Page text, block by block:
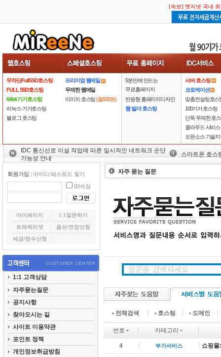
[속보] 엣지넷 국내
무차단FullSSD호스팅
FULL SSD호스팅
64bit 기가호스팅
리눅스 기가호스팅
블로그 호스팅
프리미엄 웹메일
무제한 웹메일
이미지 호스팅(월500원)
5분만에 만드는
무료홈페이지
반응형 홈페이지디자인
웹 빌더 호스팅
서버 호스팅
코로케이션
맞춤컨설팅호스
100기가 호스팅
단독 무제한 호
클라우드 서비스
오픈소스 기술
IDC 통신선로 이설 작업에 따른 일시적인 네트워크 순단
가능성 안내
스마트폰 호스
회원가입 | 아이디/패스워드 찾기
ID저장
마이페이지
1:1질문하기
트래픽리셋
옵션/연장신청
세금/영수신청
1:1 고객상담
자주묻는질문
공지사항
찾아오시는 길
사이트 이용약관
포인트 정책
개인정보취급방침
자주 묻는 질문
전체검색 호스팅 도메인
번호 카테고리
4 부가서비스 쇼핑